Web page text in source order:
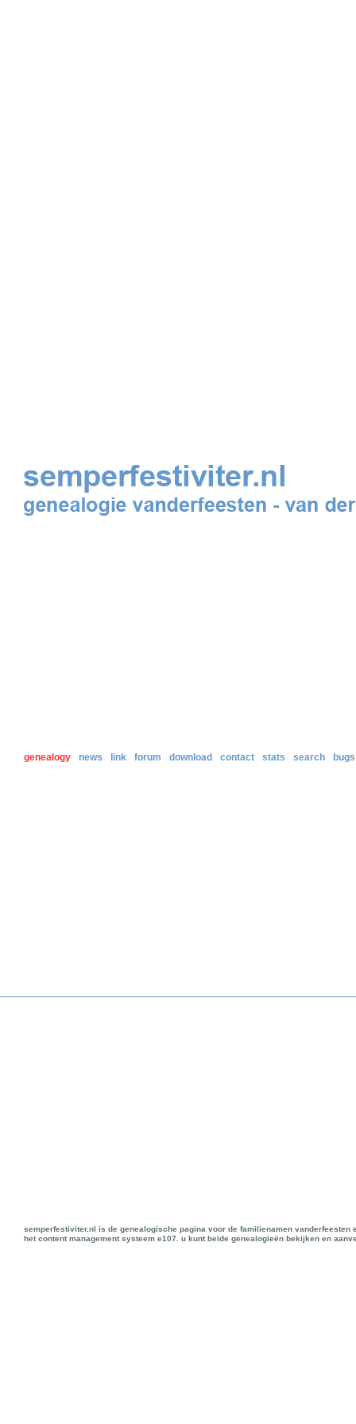
genealogy news link forum download contact stats search bugs
semperfestiviter.nl is de genealogische pagina voor de familienamen
het content management systeem e107. u kunt beide genealogieën bekijken en